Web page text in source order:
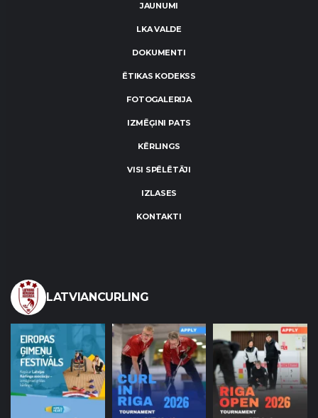
JAUNUMI
LKA VALDE
DOKUMENTI
ĒTIKAS KODEKSS
FOTOGALERIJA
IZMĒĢINI PATS
KĒRLINGS
VISI SPĒLĒTĀJI
IZLASES
KONTAKTI
LATVIANCURLING